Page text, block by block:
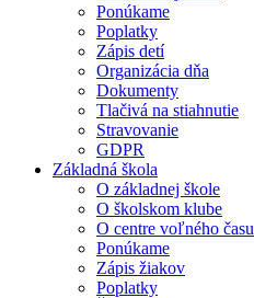
Ponúkame
Poplatky
Zápis detí
Organizácia dňa
Dokumenty
Tlačivá na stiahnutie
Stravovanie
GDPR
Základná škola
O základnej škole
O školskom klube
O centre voľného času
Ponúkame
Zápis žiakov
Poplatky